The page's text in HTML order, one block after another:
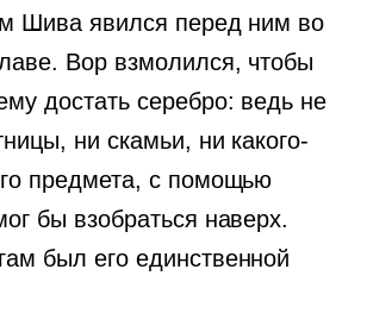
Шива явился перед ним во
Вор взмолился, чтобы
достать серебро: ведь не
ни скамьи, ни какого-
предмета, с помощью
бы взобраться наверх.
был его единственной